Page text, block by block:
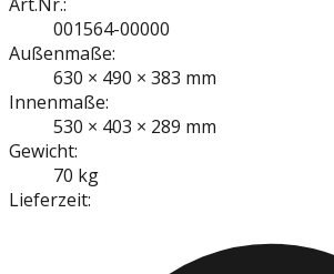
001564-00000
Außenmaße:
630 × 490 × 383 mm
Innenmaße:
530 × 403 × 289 mm
Gewicht:
70 kg
Lieferzeit: